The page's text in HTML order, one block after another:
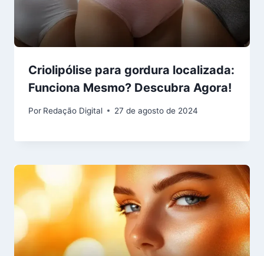
Criolipólise para gordura localizada:
Funciona Mesmo? Descubra Agora!
Por Redação Digital 27 de agosto de 2024